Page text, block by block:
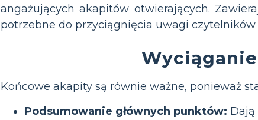
angażujących akapitów otwierających.
potrzebne do przyciągnięcia uwagi
Końcowe akapity są równie ważne, ponieważ
Podsumowanie głównych punktów: